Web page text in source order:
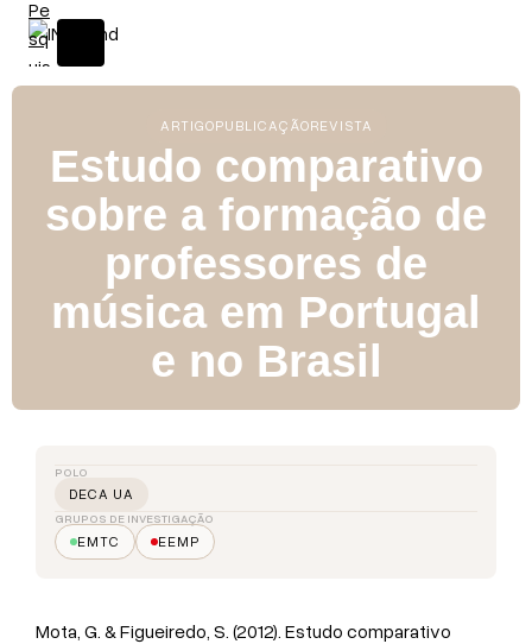
ARTIGOPUBLICAÇÃOREVISTA
Estudo comparativo
sobre a formação de
professores de
música em Portugal
e no Brasil
POLO
DECA UA
GRUPOS DE INVESTIGAÇÃO
EMTC EEMP
Mota, G. & Figueiredo, S. (2012). Estudo comparativo